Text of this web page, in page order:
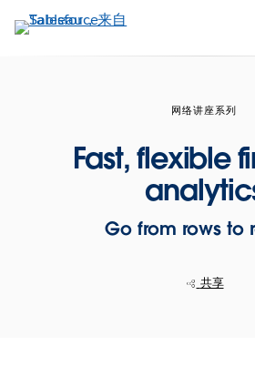
转
网络讲座系列
Fast, flexible
Go from rows to
共享